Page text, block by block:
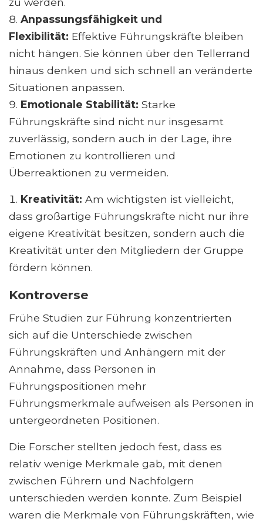
Anpassungsfähigkeit und
Flexibilität: Effektive Führungskräfte bleiben
nicht hängen. Sie können über den Tellerrand
hinaus denken und sich schnell an veränderte
Situationen anpassen.
Emotionale Stabilität: Starke
Führungskräfte sind nicht nur insgesamt
zuverlässig, sondern auch in der Lage, ihre
Emotionen zu kontrollieren und
Überreaktionen zu vermeiden.
Kreativität: Am wichtigsten ist vielleicht,
dass großartige Führungskräfte nicht nur ihre
eigene Kreativität besitzen, sondern auch die
Kreativität unter den Mitgliedern der Gruppe
fördern können.
Kontroverse
Frühe Studien zur Führung konzentrierten
sich auf die Unterschiede zwischen
Führungskräften und Anhängern mit der
Annahme, dass Personen in
Führungspositionen mehr
Führungsmerkmale aufweisen als Personen in
untergeordneten Positionen.
Die Forscher stellten jedoch fest, dass es
relativ wenige Merkmale gab, mit denen
zwischen Führern und Nachfolgern
unterschieden werden konnte. Zum Beispiel
waren die Merkmale von Führungskräften, wie